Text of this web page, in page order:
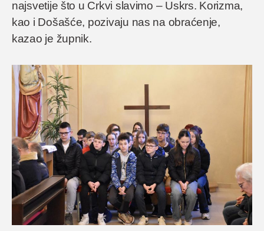
najsvetije što u Crkvi slavimo – Uskrs. Korizma,
kao i Došašće, pozivaju nas na obraćenje,
kazao je župnik.